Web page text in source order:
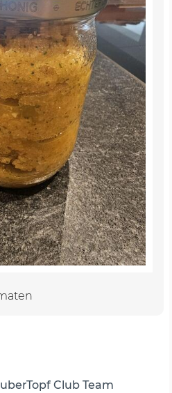
Club Team